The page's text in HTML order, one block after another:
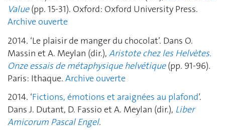
Value(pp. 15-31). Oxford: Oxford University Press.
Archive ouverte
2014. ‘Le plaisir de manger du chocolat’. Dans O.
Massin et A. Meylan (dir.), Aristote chez les Helvètes.
Onze essais de métaphysique helvétique(pp. 91-96).
Paris: Ithaque. Archive ouverte
2014. ‘Fictions, émotions et araignées au plafond’.
Dans J. Dutant, D. Fassio et A. Meylan (dir.), Liber
Amicorum Pascal Engel.